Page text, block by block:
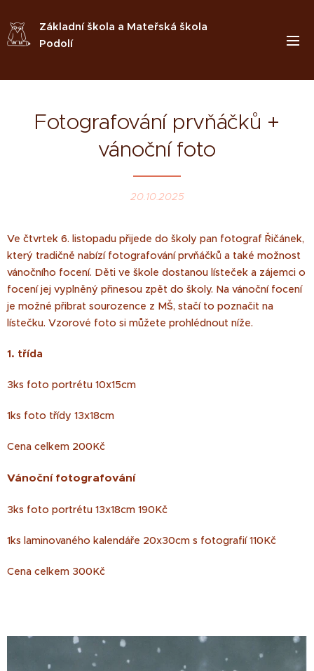
Základní škola a Mateřská škola
Podolí
Fotografování prvňáčků +
vánoční foto
20.10.2025
Ve čtvrtek 6. listopadu přijede do školy pan fotograf Řičánek,
který tradičně nabízí fotografování prvňáčků a také možnost
vánočního focení. Děti ve škole dostanou lísteček a zájemci o
focení jej vyplněný přinesou zpět do školy. Na vánoční focení
je možné přibrat sourozence z MŠ, stačí to poznačit na
lístečku. Vzorové foto si můžete prohlédnout níže.
1. třída
3ks foto portrétu 10x15cm
1ks foto třídy 13x18cm
Cena celkem 200Kč
Vánoční fotografování
3ks foto portrétu 13x18cm 190Kč
1ks laminovaného kalendáře 20x30cm s fotografií 110Kč
Cena celkem 300Kč